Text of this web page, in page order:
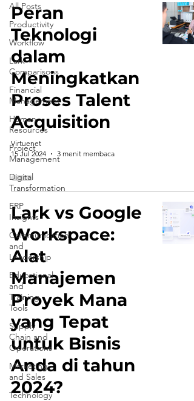
All Posts
Productivity
Workflow
Lark
Comparisons
Financial
Management
Human
Resources
Project
Management
Digital
Transformation
ERP
Insights
Communication
and
Leadership
Educational
and
Training
Tools
Supply
Chain and
Operations
Marketing
and Sales
Technology
Peran
Teknologi
dalam
Meningkatkan
Proses Talent
Acquisition
Virtuenet
15 Jul 2024
3 menit membaca
Lark vs Google
Workspace:
Alat
Manajemen
Proyek Mana
yang Tepat
untuk Bisnis
Anda di tahun
2024?